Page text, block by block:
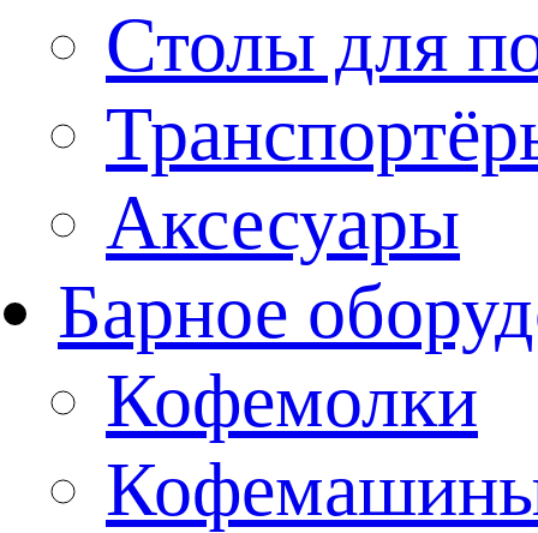
Столы для
Аксесуары
Барное
Кофемолки